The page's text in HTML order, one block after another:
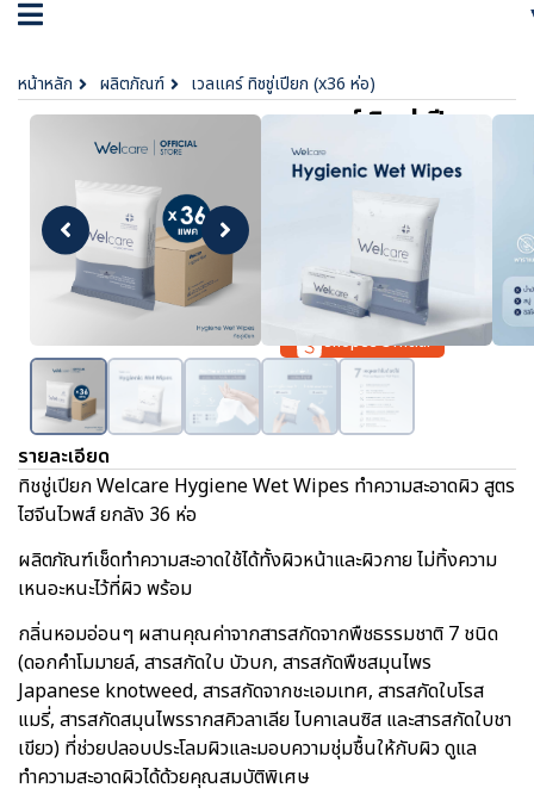
หน้าหลัก ผลิตภัณฑ์ เวลแคร์ ทิชชู่เปียก (x36 ห่อ)
เวลแคร์ ทิชชู่เปียก
(x36 ห่อ)
฿ 1,368
No data was found
Lazada Official
Shopee Official
รายละเอียด
ทิชชู่เปียก Welcare Hygiene Wet Wipes ทำความสะอาดผิว สูตร
ไฮจีนไวพส์ ยกลัง 36 ห่อ
ผลิตภัณฑ์เช็ดทำความสะอาดใช้ได้ทั้งผิวหน้าและผิวกาย ไม่ทิ้งความ
เหนอะหนะไว้ที่ผิว พร้อม
กลิ่นหอมอ่อนๆ ผสานคุณค่าจากสารสกัดจากพืชธรรมชาติ 7 ชนิด
(ดอกคำโมมายล์, สารสกัดใบ บัวบก, สารสกัดพืชสมุนไพร
Japanese knotweed, สารสกัดจากชะเอมเทศ, สารสกัดใบโรส
แมรี่, สารสกัดสมุนไพรรากสคิวลาเลีย ไบคาเลนซิส และสารสกัดใบชา
เขียว) ที่ช่วยปลอบประโลมผิวและมอบความชุ่มชื้นให้กับผิว ดูแล
ทำความสะอาดผิวได้ด้วยคุณสมบัติพิเศษ